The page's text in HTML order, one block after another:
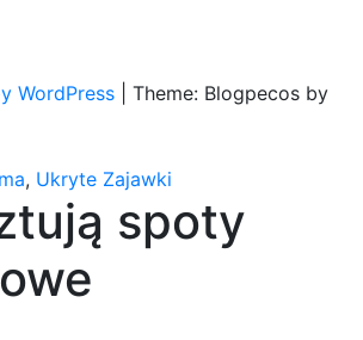
WordPress
Theme: Blogpecos by
, Ukryte Zajawki
spoty